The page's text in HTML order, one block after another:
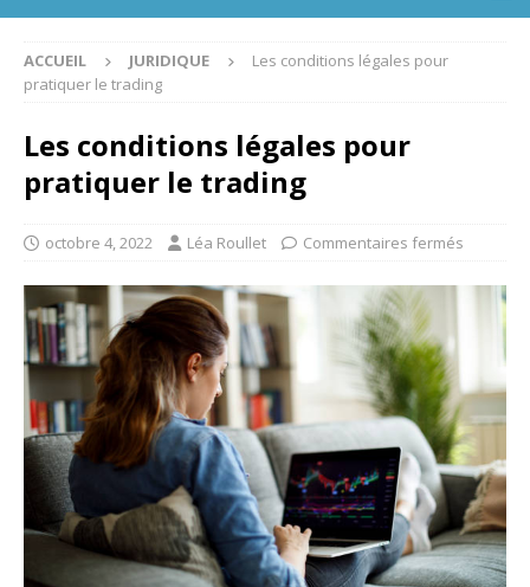
ACCUEIL JURIDIQUE
Les conditions légales pour
pratiquer le trading
Les conditions légales pour
pratiquer le trading
octobre 4, 2022 Léa Roullet Commentaires fermés